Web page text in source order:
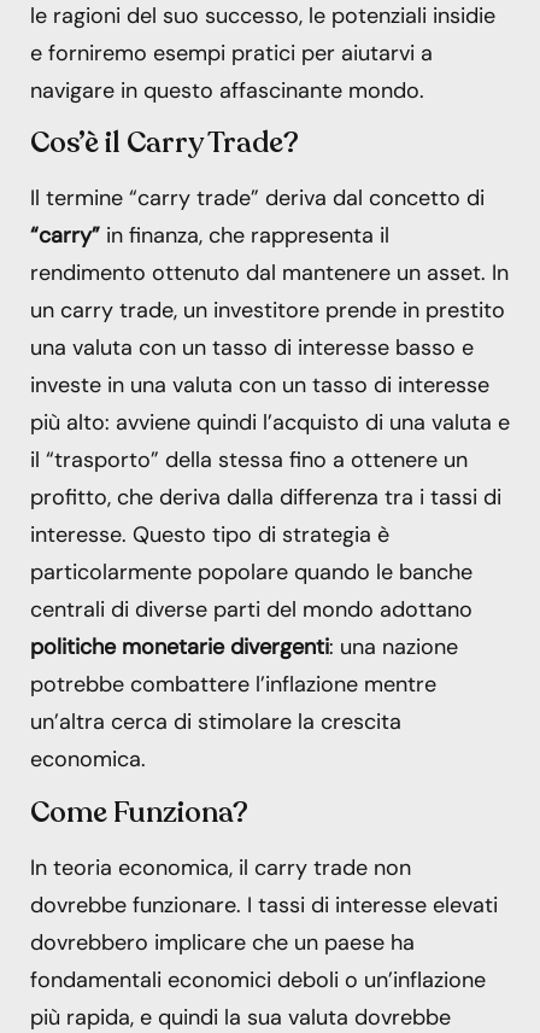
le ragioni del suo successo, le potenziali insidie
e forniremo esempi pratici per aiutarvi a
navigare in questo affascinante mondo.
Cos’è il Carry Trade?
Il termine “carry trade” deriva dal concetto di
“carry” in finanza, che rappresenta il
rendimento ottenuto dal mantenere un asset. In
un carry trade, un investitore prende in prestito
una valuta con un tasso di interesse basso e
investe in una valuta con un tasso di interesse
più alto: avviene quindi l’acquisto di una valuta e
il “trasporto” della stessa fino a ottenere un
profitto, che deriva dalla differenza tra i tassi di
interesse. Questo tipo di strategia è
particolarmente popolare quando le banche
centrali di diverse parti del mondo adottano
politiche monetarie divergenti: una nazione
potrebbe combattere l’inflazione mentre
un’altra cerca di stimolare la crescita
economica.
Come Funziona?
In teoria economica, il carry trade non
dovrebbe funzionare. I tassi di interesse elevati
dovrebbero implicare che un paese ha
fondamentali economici deboli o un’inflazione
più rapida, e quindi la sua valuta dovrebbe